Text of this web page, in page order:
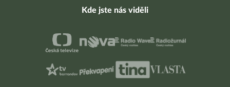
Kde jste nás viděli